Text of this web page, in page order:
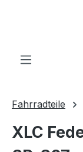
Fahrradteile
XLC